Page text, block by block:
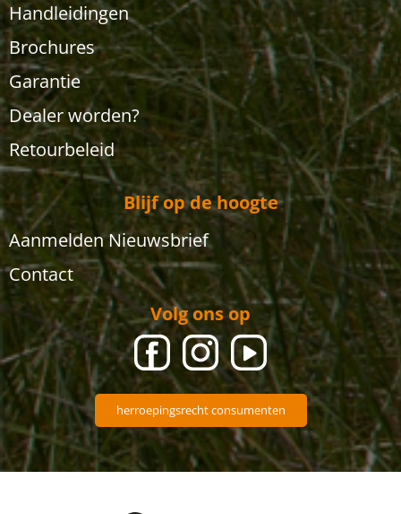
Handleidingen
Brochures
Garantie
Dealer worden?
Retourbeleid
Blijf op de hoogte
Aanmelden Nieuwsbrief
Contact
Volg ons op
herroepingsrecht consumenten